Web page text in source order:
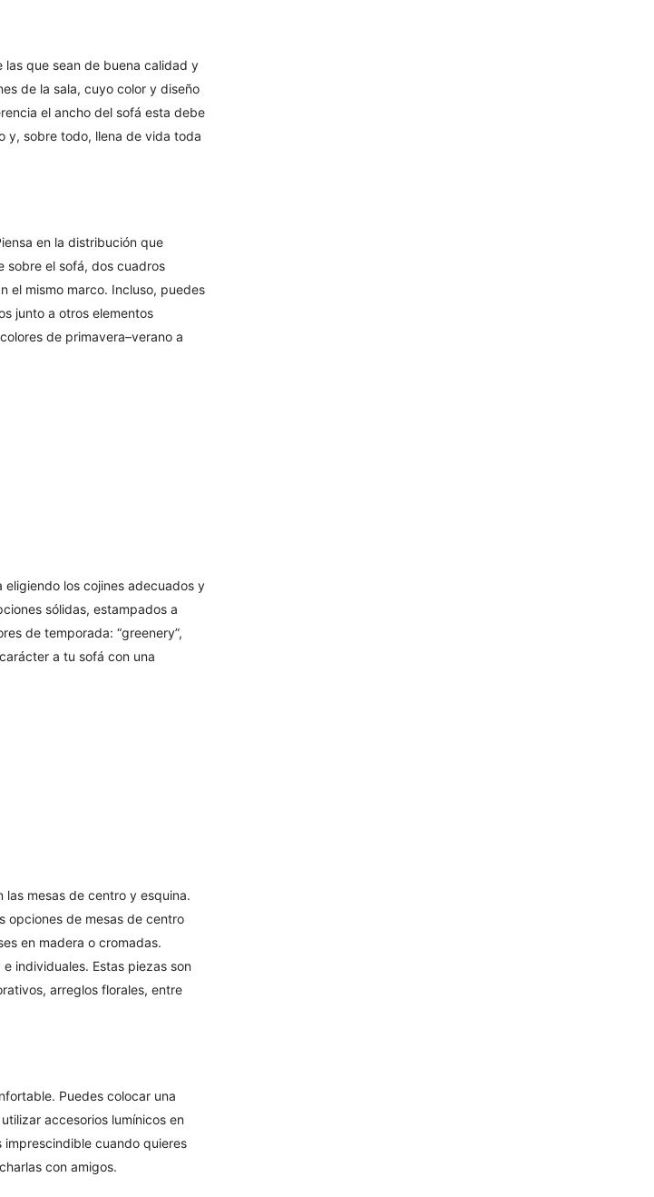
que sean de buena calidad y
de la sala, cuyo color y diseño
el ancho del sofá esta debe
y, sobre todo, llena de vida toda
en la distribución que
sobre el sofá, dos cuadros
el mismo marco. Incluso, puedes
junto a otros elementos
de primavera–verano a
los cojines adecuados y
sólidas, estampados a
de temporada: “greenery”,
carácter a tu sofá con una
mesas de centro y esquina.
opciones de mesas de centro
en madera o cromadas.
individuales. Estas piezas son
arreglos florales, entre
Puedes colocar una
accesorios lumínicos en
imprescindible cuando quieres
con amigos.